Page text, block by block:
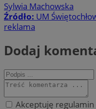
Sylwia Machowska
Źródło: UM
reklama
Dodaj
Akceptuję